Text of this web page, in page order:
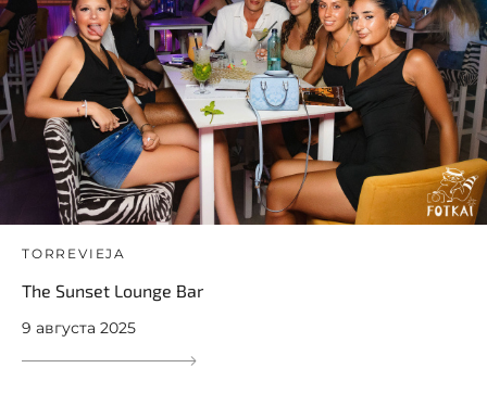
TORREVIEJA
The Sunset Lounge Bar
9 августа 2025